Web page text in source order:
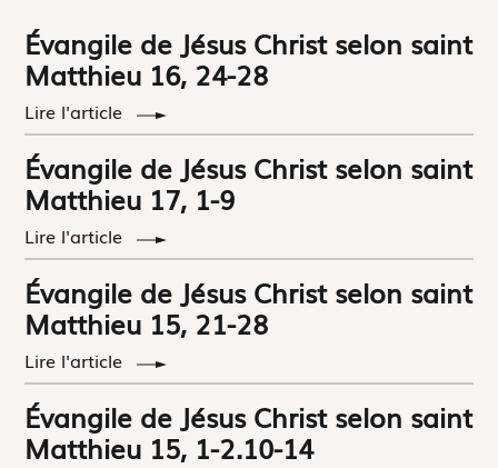
Évangile de Jésus Christ selon saint
Matthieu 16, 24-28
Lire l'article
Évangile de Jésus Christ selon saint
Matthieu 17, 1-9
Lire l'article
Évangile de Jésus Christ selon saint
Matthieu 15, 21-28
Lire l'article
Évangile de Jésus Christ selon saint
Matthieu 15, 1-2.10-14